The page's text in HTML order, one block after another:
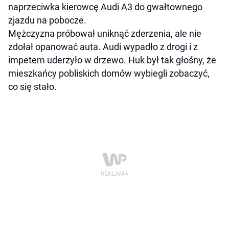
naprzeciwka kierowcę Audi A3 do gwałtownego
zjazdu na pobocze.
Mężczyzna próbował uniknąć zderzenia, ale nie
zdołał opanować auta. Audi wypadło z drogi i z
impetem uderzyło w drzewo. Huk był tak głośny, że
mieszkańcy pobliskich domów wybiegli zobaczyć,
co się stało.